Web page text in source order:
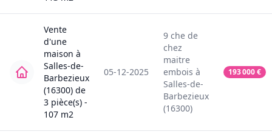
Vente
d'une
maison à
Salles-de-
Barbezieux
(16300) de
3 pièce(s) -
107 m2
05-12-2025
9 che de
chez
maitre
embois à
Salles-de-
Barbezieux
(16300)
193 000€